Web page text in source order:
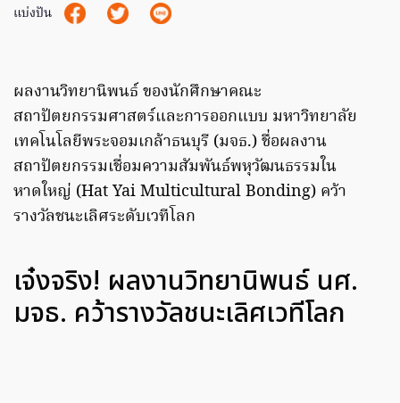
แบ่งปัน
ผลงานวิทยานิพนธ์ ของนักศึกษาคณะ
สถาปัตยกรรมศาสตร์และการออกแบบ มหาวิทยาลัย
เทคโนโลยีพระจอมเกล้าธนบุรี (มจธ.) ชื่อผลงาน
สถาปัตยกรรมเชื่อมความสัมพันธ์พหุวัฒนธรรมใน
หาดใหญ่ (Hat Yai Multicultural Bonding) คว้า
รางวัลชนะเลิศระดับเวทีโลก
เจ๋งจริง! ผลงานวิทยานิพนธ์ นศ.
มจธ. คว้ารางวัลชนะเลิศเวทีโลก